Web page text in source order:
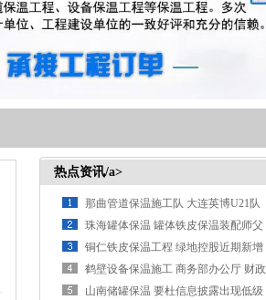
热点资讯/a>
那曲管道保温施工队 大连英博U21队
2-0大连涵瑀，获得20
珠海罐体保温 罐体铁皮保温装配师父
手艺娴熟 业铁皮保温施工场
铜仁铁皮保温工程 绿地控股近期新增
诉讼案件1237件 累计金
鹤壁设备保温施工 商务部办公厅 财政
部办公厅 人力资源社会保
山南储罐保温 要杜信息披露出现低级